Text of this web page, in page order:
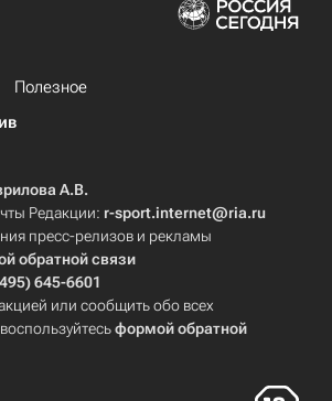
Полезное
А.В.
Редакции: r-sport.internet@ria.ru
пресс-релизов и рекламы
обратной связи
645-6601
или сообщить обо всех
формой обратной